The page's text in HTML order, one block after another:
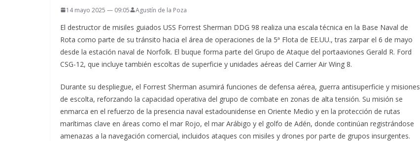
14 mayo 2025 — 09:05 Agustín de la Poza
El destructor de misiles guiados USS Forrest Sherman DDG 98 realiza una escala técnica en la Base Naval de
Rota como parte de su tránsito hacia el área de operaciones de la 5ª Flota de EE.UU., tras zarpar el 6 de mayo
desde la estación naval de Norfolk. El buque forma parte del Grupo de Ataque del portaaviones Gerald R. Ford
CSG-12, que incluye también escoltas de superficie y unidades aéreas del Carrier Air Wing 8.
Durante su despliegue, el Forrest Sherman asumirá funciones de defensa aérea, guerra antisuperficie y misiones
de escolta, reforzando la capacidad operativa del grupo de combate en zonas de alta tensión. Su misión se
enmarca en el refuerzo de la presencia naval estadounidense en Oriente Medio y en la protección de rutas
marítimas clave en áreas como el mar Rojo, el mar Arábigo y el golfo de Adén, donde continúan registrándose
amenazas a la navegación comercial, incluidos ataques con misiles y drones por parte de grupos insurgentes.